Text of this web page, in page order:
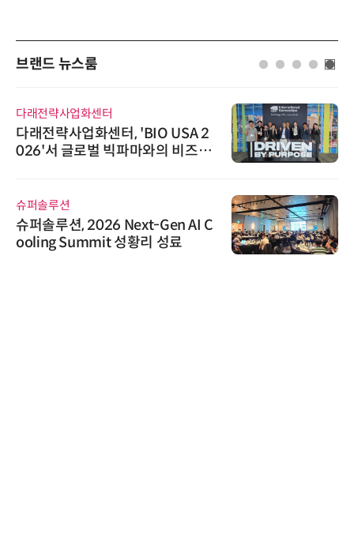
브랜드 뉴스룸
다래전략사업화센터
다래전략사업화센터, 'BIO USA 2
026'서 글로벌 빅파마와의 비즈니
슈퍼솔루션
슈퍼솔루션, 2026 Next-Gen AI C
ooling Summit 성황리 성료